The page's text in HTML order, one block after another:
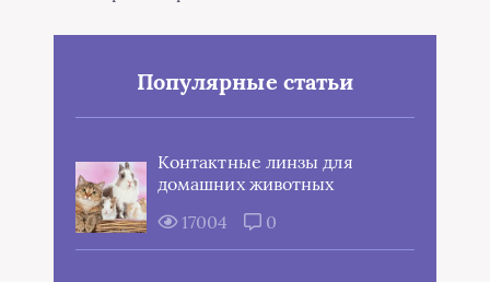
Популярные статьи
Контактные линзы для
домашних животных
17004
0